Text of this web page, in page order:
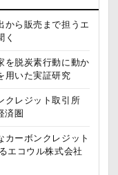
から販売まで担うエ
く
を脱炭素行動に動か
用いた実証研究
クレジット取引所
済圏
カーボンクレジット
エコウル株式会社